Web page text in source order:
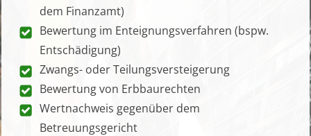
dem Finanzamt)
Bewertung im Enteignungsverfahren (bspw.
Entschädigung)
Zwangs- oder Teilungsversteigerung
Bewertung von Erbbaurechten
Wertnachweis gegenüber dem
Betreuungsgericht